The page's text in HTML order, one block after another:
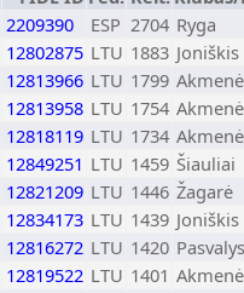
2209390 ESP 2704 Ryga
12802875 LTU 1883 Joniškis
12813966 LTU 1799 Akmenė
12813958 LTU 1754 Akmenė
12818119 LTU 1734 Akmenė
12849251 LTU 1459 Šiauliai
12821209 LTU 1446 Žagarė
12834173 LTU 1439 Joniškis
12816272 LTU 1420 Pasvalys
12819522 LTU 1401 Akmenė